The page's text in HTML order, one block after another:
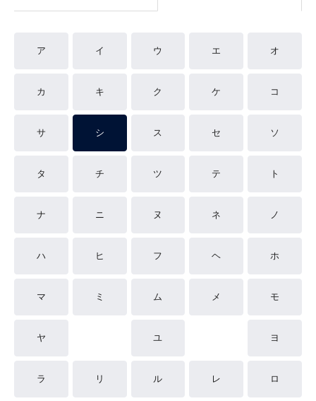
ア イ ウ エ オ
カ キ ク ケ コ
サ シ ス セ ソ
タ チ ツ テ ト
ナ ニ ヌ ネ ノ
ハ ヒ フ ヘ ホ
マ ミ ム メ モ
ヤ ユ ヨ
ラ リ ル レ ロ